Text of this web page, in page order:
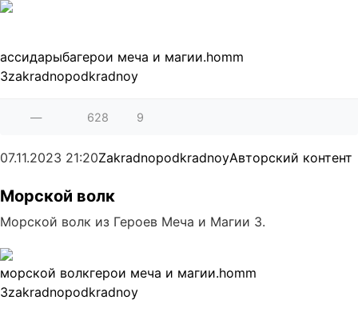
ассидарыбагерои меча и магии.homm
3zakradnopodkradnoy
— 628 9
07.11.2023 21:20ZakradnopodkradnoyАвторский контент
Морской волк
Морской волк из Героев Меча и Магии 3.
морской волкгерои меча и магии.homm
3zakradnopodkradnoy